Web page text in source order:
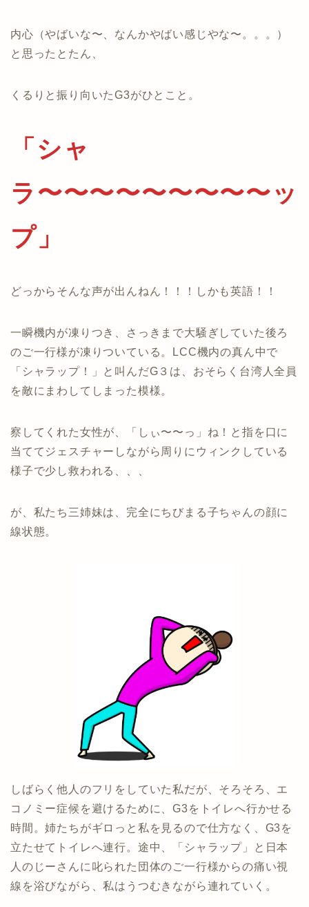
内心（やばいな〜、なんかやばい感じやな〜。。。）
と思ったとたん、
くるりと振り向いたG3がひとこと。
「シャ
ラ〜〜〜〜〜〜〜〜〜ッ
プ」
どっからそんな声が出んねん！！！しかも英語！！
一瞬機内が凍りつき、さっきまで大騒ぎしていた後ろ
のご一行様が凍りついている。LCC機内の真ん中で
「シャラップ！」と叫んだG３は、おそらく台湾人全員
を敵にまわしてしまった模様。
察してくれた女性が、「しぃ〜〜っ」ね！と指を口に
当ててジェスチャーしながら周りにウィンクしている
様子で少し救われる、、、
が、私たち三姉妹は、完全にちびまる子ちゃんの顔に
線状態。
しばらく他人のフリをしていた私だが、そろそろ、エ
コノミー症候を避けるために、G3をトイレへ行かせる
時間。姉たちがギロっと私を見るので仕方なく、G3を
立たせてトイレへ連行。途中、「シャラップ」と日本
人のじーさんに叱られた団体のご一行様からの痛い視
線を浴びながら、私はうつむきながら連れていく。